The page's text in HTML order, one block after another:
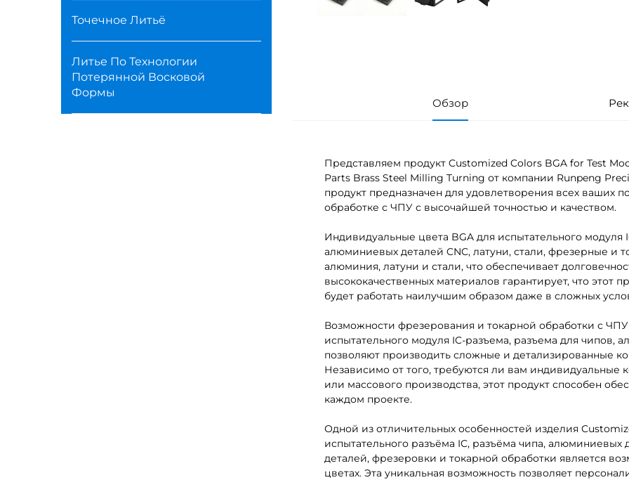
Точечное Литьё
Литье По Технологии
Потерянной Восковой
Формы
Обзор
Представляем продукт Customized Colors BGA for Test
Parts Brass Steel Milling Turning от компании Runpeng
продукт предназначен для удовлетворения всех ваших
обработке с ЧПУ с высочайшей точностью и качеством.
Индивидуальные цвета BGA для испытательного модуля
алюминиевых деталей CNC, латуни, стали, фрезерные и
алюминия, латуни и стали, что обеспечивает
высококачественных материалов гарантирует, что
будет работать наилучшим образом даже в сложных
Возможности фрезерования и токарной обработки с
испытательного модуля IC-разъема, разъема для чипов,
позволяют производить сложные и детализированные
Независимо от того, требуются ли вам индивидуальные
или массового производства, этот продукт способен
каждом проекте.
Одной из отличительных особенностей изделия
испытательного разъёма IC, разъёма чипа, алюминиевых
деталей, фрезеровки и токарной обработки является
цветах. Эта уникальная возможность позволяет